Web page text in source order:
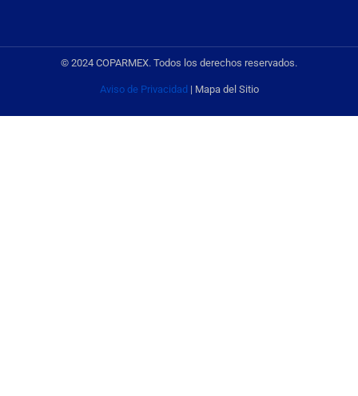
© 2024 COPARMEX. Todos los derechos reservados.
Aviso de Privacidad | Mapa del Sitio